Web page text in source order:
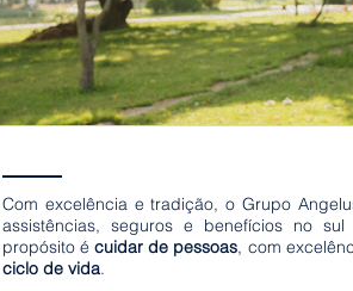
Com excelência e tradição, o Grupo
assistências, seguros e benefícios no
propósito écuidar de pessoas, com
ciclo de vida.